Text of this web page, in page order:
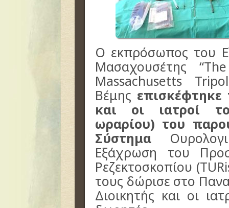
Ο εκπρόσωπος του
Μασαχουσέτης
Massachusetts
Βέμης
και οι ιατροί
ωραρίου) του
Σύστημα
Εξάχρωση του
Ρεζεκτοσκοπίου
τους δώρισε στο
Διοικητής και οι